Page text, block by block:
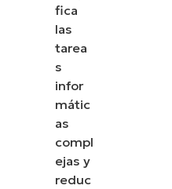
fica
las
tarea
s
infor
mátic
as
compl
ejas y
reduc